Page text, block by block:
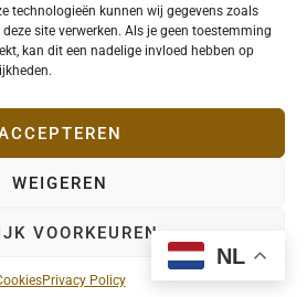
technologieën kunnen wij gegevens zoals
site verwerken. Als je geen toestemming
kan dit een nadelige invloed hebben op
WEIGEREN
VOORKEUREN
Privacy Policy
|Privacy
NL